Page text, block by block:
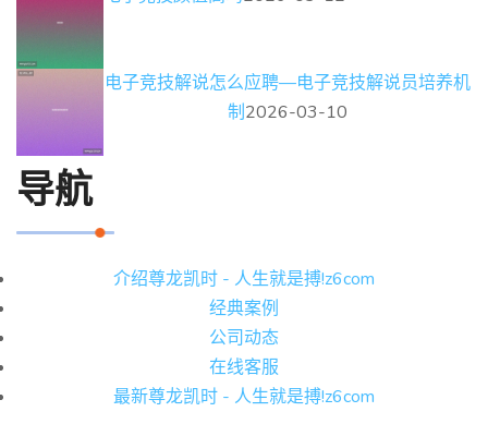
电子竞技解说怎么应聘—电子竞技解说员培养机
制2026-03-10
导航
介绍尊龙凯时 - 人生就是搏!z6com
经典案例
公司动态
在线客服
最新尊龙凯时 - 人生就是搏!z6com